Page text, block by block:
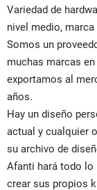
Variedad de
nivel medio,
Somos un
muchas marcas
exportamos al
años.
Hay un diseño
actual y cualquier
su archivo de
Afanti hará todo lo
crear sus propios